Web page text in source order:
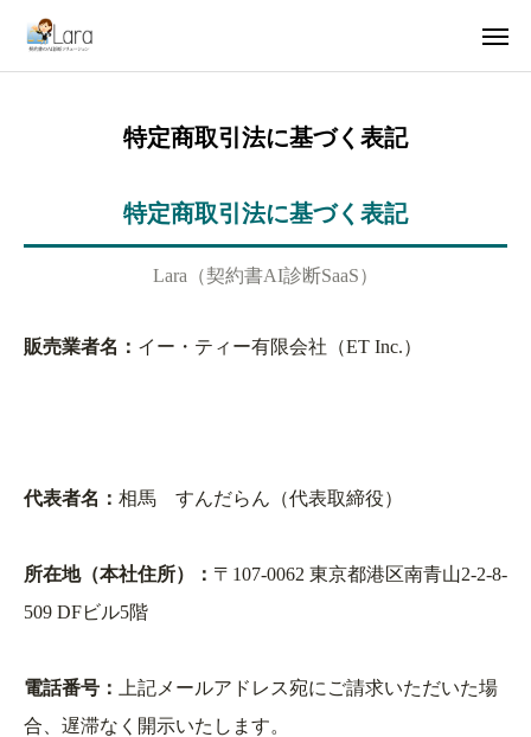
特定商取引法に基づく表記
特定商取引法に基づく表記
Lara（契約書AI診断SaaS）
販売業者名： イー・ティー有限会社（ET Inc.）
代表者名： 相馬 すんだらん（代表取締役）
所在地（本社住所）： 〒107-0062 東京都港区南青山2-2-8-
509 DFビル5階
電話番号：
上記メールアドレス宛にご請求いただいた場
合、遅滞なく開示いたします。
お試し利用 ユースケース
コラム集
Laraについて
プライバシーポリシー